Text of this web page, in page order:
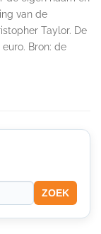
van de
Taylor. De
Bron: de
ZOEK